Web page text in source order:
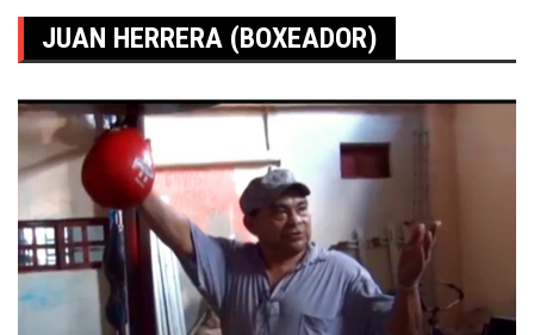
JUAN HERRERA (BOXEADOR)